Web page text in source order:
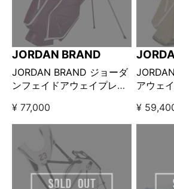
JORDAN BRAND
JORDAN BRAND ジョーダ
ンフェイドアウェイプレミ
ドー
¥ 77,000
アウェ
¥